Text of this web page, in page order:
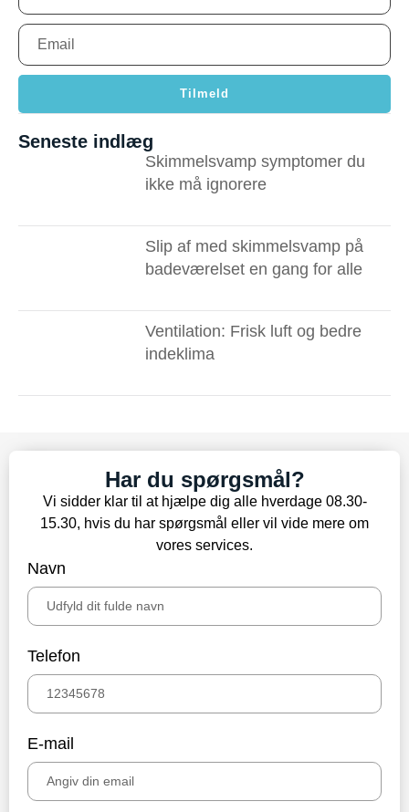
Tilmeld
Seneste indlæg
Skimmelsvamp symptomer du
ikke må ignorere ​
Slip af med skimmelsvamp på
badeværelset en gang for alle
Ventilation: Frisk luft og bedre
indeklima
Har du spørgsmål?
Vi sidder klar til at hjælpe dig alle hverdage 08.30-
15.30, hvis du har spørgsmål eller vil vide mere om
vores services.
Navn
Telefon
E-mail